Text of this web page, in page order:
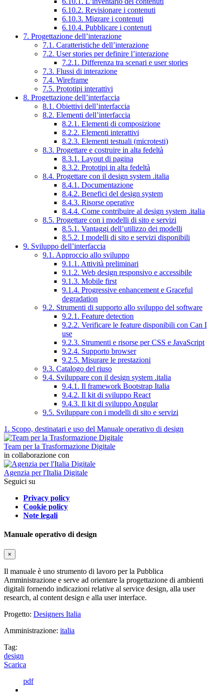
6.10.2. Revisionare i contenuti
6.10.3. Migrare i contenuti
6.10.4. Pubblicare i contenuti
7. Progettazione dell’interazione
7.1. Caratteristiche dell’interazione
7.2. User stories per definire l’interazione
7.2.1. Differenza tra scenari e user stories
7.3. Flussi di interazione
7.4. Wireframe
7.5. Prototipi interattivi
8. Progettazione dell’interfaccia
8.1. Obiettivi dell’interfaccia
8.2. Elementi dell’interfaccia
8.2.1. Elementi di composizione
8.2.2. Elementi interattivi
8.2.3. Elementi testuali (microtesti)
8.3. Progettare e costruire in alta fedeltà
8.3.1. Layout di pagina
8.3.2. Prototipi in alta fedeltà
8.4. Progettare con il design system .italia
8.4.1. Documentazione
8.4.2. Benefici del design system
8.4.3. Risorse operative
8.4.4. Come contribuire al design system .italia
8.5. Progettare con i modelli di sito e servizi
8.5.1. Vantaggi dell’utilizzo dei modelli
8.5.2. I modelli di sito e servizi disponibili
9. Sviluppo dell’interfaccia
9.1. Approccio allo sviluppo
9.1.1. Attività preliminari
9.1.2. Web design responsivo e accessibile
9.1.3. Mobile first
9.1.4. Progressive enhancement e Graceful
degradation
9.2. Strumenti di supporto allo sviluppo del software
9.2.1. Feature detection
9.2.2. Verificare le feature disponibili con Can I
use
9.2.3. Strumenti e risorse per CSS e JavaScript
9.2.4. Supporto browser
9.2.5. Misurare le prestazioni
9.3. Catalogo del riuso
9.4. Sviluppare con il design system .italia
9.4.1. Il framework Bootstrap Italia
9.4.2. Il kit di sviluppo React
9.4.3. Il kit di sviluppo Angular
9.5. Sviluppare con i modelli di sito e servizi
1. Scopo, destinatari e uso del Manuale operativo di design
Team per la Trasformazione Digitale
in collaborazione con
Agenzia per l'Italia Digitale
Seguici su
Privacy policy
Cookie policy
Note legali
Manuale operativo di design
×
Il manuale è uno strumento di lavoro per la Pubblica
Amministrazione e serve ad orientare la progettazione di ambienti
digitali fornendo indicazioni relative al service design, alla user
research, al content design e alla user interface.
Progetto: Designers Italia
Amministrazione: italia
Tag:
design
Scarica
pdf